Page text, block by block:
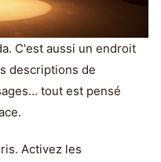
C'est aussi un endroit
descriptions de
tout est pensé
Activez les